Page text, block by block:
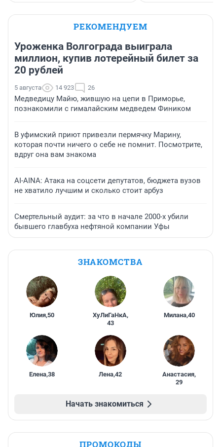
РЕКОМЕНДУЕМ
Уроженка Волгограда выиграла
миллион, купив лотерейный билет за
20 рублей
5 августа 14 923 26
Медведицу Майю, жившую на цепи в Приморье,
познакомили с гималайским медведем Фиником
В уфимский приют привезли пермячку Марину,
которая почти ничего о себе не помнит. Посмотрите,
вдруг она вам знакома
AI-AINA: Атака на соцсети депутатов, бюджета вузов
не хватило лучшим и сколько стоит арбуз
Смертельный аудит: за что в начале 2000-х убили
бывшего главбуха нефтяной компании Уфы
ЗНАКОМСТВА
Юлия,50 ХуЛиГаНкА,
43
Милана,40
Елена,38 Лена,42 Анастасия,
29
Начать знакомиться
ПРОМОКОДЫ